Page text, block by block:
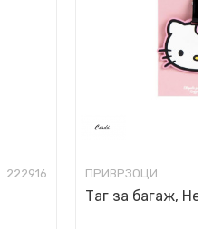
222916 ПРИВРЗОЦИ
Таг за багаж,